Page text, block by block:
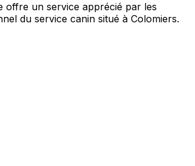
offre un service apprécié par les
du service canin situé à Colomiers.